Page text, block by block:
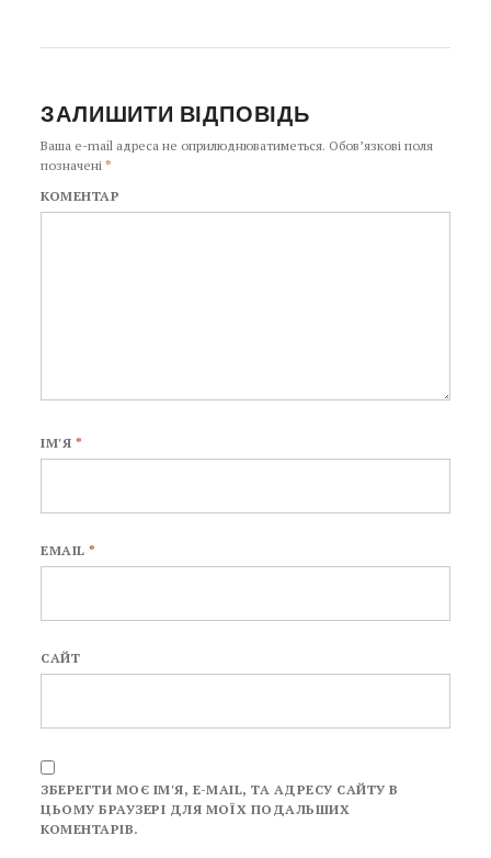
ЗАЛИШИТИ ВІДПОВІДЬ
Ваша e-mail адреса не оприлюднюватиметься. Обов’язкові поля
позначені*
КОМЕНТАР
ІМ'Я *
EMAIL*
САЙТ
ЗБЕРЕГТИ МОЄ ІМ'Я, E-MAIL, ТА АДРЕСУ САЙТУ В
ЦЬОМУ БРАУЗЕРІ ДЛЯ МОЇХ ПОДАЛЬШИХ
КОМЕНТАРІВ.